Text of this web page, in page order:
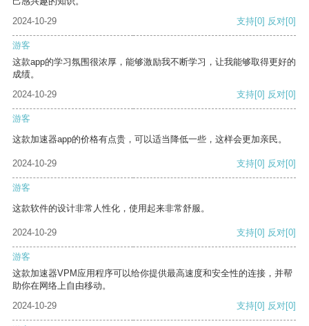
2024-10-29
支持[0] 反对[0]
游客
这款app的学习氛围很浓厚，能够激励我不断学习，让我能够取得更好的
成绩。
2024-10-29
支持[0] 反对[0]
游客
这款加速器app的价格有点贵，可以适当降低一些，这样会更加亲民。
2024-10-29 支持[0] 反对[0]
游客
这款软件的设计非常人性化，使用起来非常舒服。
2024-10-29 支持[0] 反对[0]
游客
这款加速器VPM应用程序可以给你提供最高速度和安全性的连接，并帮
助你在网络上自由移动。
2024-10-29
支持[0] 反对[0]